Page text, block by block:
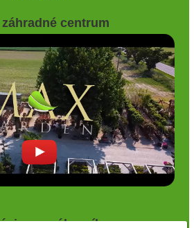
záhradné centrum
pre zákazníkov